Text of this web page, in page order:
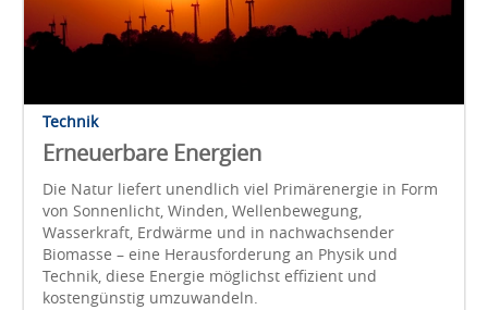
Technik
Erneuerbare Energien
Die Natur liefert unendlich viel Primärenergie in Form
von Sonnenlicht, Winden, Wellenbewegung,
Wasserkraft, Erdwärme und in nachwachsender
Biomasse – eine Herausforderung an Physik und
Technik, diese Energie möglichst effizient und
kostengünstig umzuwandeln.